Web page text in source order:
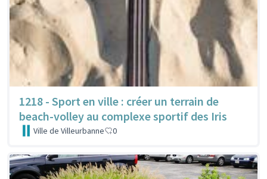
1218 - Sport en ville : créer un terrain de
beach-volley au complexe sportif des Iris
Ville de Villeurbanne 0